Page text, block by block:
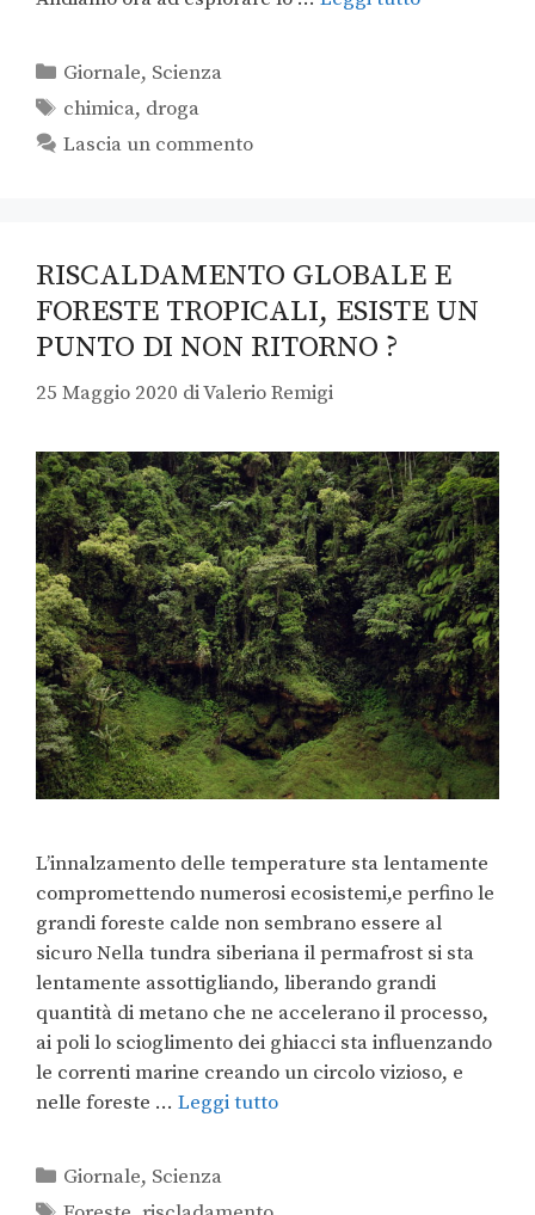
Giornale, Scienza
chimica, droga
Lascia un commento
RISCALDAMENTO GLOBALE E
FORESTE TROPICALI, ESISTE UN
PUNTO DI NON RITORNO ?
25 Maggio 2020 diValerio Remigi
L’innalzamento delle temperature sta lentamente
compromettendo numerosi ecosistemi,e perfino le
grandi foreste calde non sembrano essere al
sicuro Nella tundra siberiana il permafrost si sta
lentamente assottigliando, liberando grandi
quantità di metano che ne accelerano il processo,
ai poli lo scioglimento dei ghiacci sta influenzando
le correnti marine creando un circolo vizioso, e
nelle foreste … Leggi tutto
Giornale, Scienza